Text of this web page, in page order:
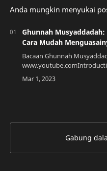
Anda mungkin menyukai
Ghunnah
Cara Mudah
Bacaan Ghunnah
Musyaddadah adalah salah
dalam ilmu tajwid yang
Gabung